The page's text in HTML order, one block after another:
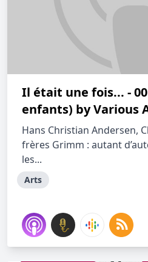
Il était une fois... -
enfants) by Various
Hans Christian Andersen,
frères Grimm : autant
les...
Arts